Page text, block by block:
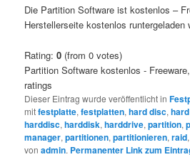
Die Partition Software ist kostenlos –
Herstellerseite kostenlos runtergeladen
Rating:0 (from 0 votes)
Partition Software kostenlos - Freeware
ratings
Dieser Eintrag wurde veröffentlicht in
mitfestplatte,festplatten,hard disc,
harddisc,harddisk,harddrive,partition,
manager,partitionen,partitionieren,raid
vonadmin. Permanenter Link zum